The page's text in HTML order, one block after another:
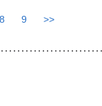
8 9 >>